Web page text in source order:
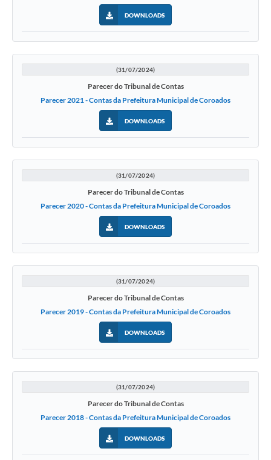
DOWNLOADS
(31/07/2024)
Parecer do Tribunal de Contas
Parecer 2021 - Contas da Prefeitura Municipal de Coroados
DOWNLOADS
(31/07/2024)
Parecer do Tribunal de Contas
Parecer 2020 - Contas da Prefeitura Municipal de Coroados
DOWNLOADS
(31/07/2024)
Parecer do Tribunal de Contas
Parecer 2019 - Contas da Prefeitura Municipal de Coroados
DOWNLOADS
(31/07/2024)
Parecer do Tribunal de Contas
Parecer 2018 - Contas da Prefeitura Municipal de Coroados
DOWNLOADS